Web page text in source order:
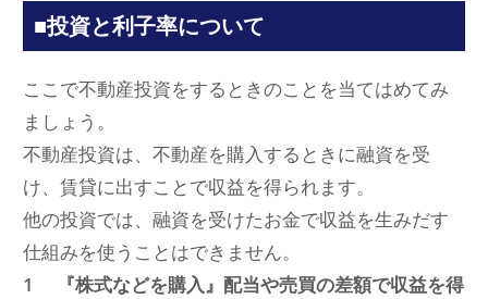
■投資と利子率について
ここで不動産投資をするときのことを当てはめてみ
ましょう。
不動産投資は、不動産を購入するときに融資を受
け、賃貸に出すことで収益を得られます。
他の投資では、融資を受けたお金で収益を生みだす
仕組みを使うことはできません。
1 『株式などを購入』配当や売買の差額で収益を得